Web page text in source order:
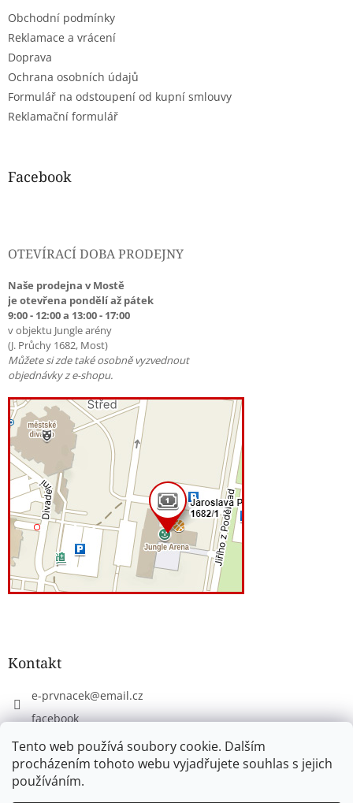
Tento web používá soubory cookie. Dalším
procházením tohoto webu vyjadřujete souhlas s jejich
používáním.
Obchodní podmínky
Reklamace a vrácení
Doprava
Ochrana osobních údajů
Formulář na odstoupení od kupní smlouvy
Reklamační formulář
Facebook
OTEVÍRACÍ DOBA PRODEJNY
Naše prodejna v Mostě
je otevřena pondělí až pátek
9:00 - 12:00 a 13:00 - 17:00
v objektu Jungle arény
(J. Průchy 1682, Most)
Můžete si zde také osobně vyzvednout
objednávky z e-shopu.
Kontakt
e-prvnacek@email.cz
facebook
eprvnacek